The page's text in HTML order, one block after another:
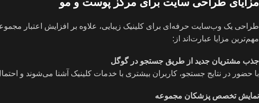
طراحی یک وب‌سایت حرفه‌ای برای کلینیک زیبایی، علاوه بر افزایش اعتبار
مهم‌ترین مزایا عبارت‌اند از:
جذب مشتریان جدید از طریق جستجو در گوگل
با حضور در نتایج جستجو، کاربران بیشتری با خدمات کلینیک آشنا می‌شوند و
نمایش تخصص پزشکان مجموعه